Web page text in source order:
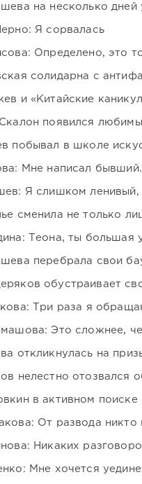
на несколько дней
Я сорвалась
Определено, это
солидарна с
и «Китайские
появился
побывал в школе
Мне написал
Я слишком ленивый,
сменила не только
Теона, ты большая
перебрала свои
обустраивает
Три раза я
Это сложнее,
откликнулась на
нелестно отозвался
в активном поиске
От развода никто
Никаких
Мне хочется